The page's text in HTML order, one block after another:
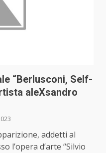
“Berlusconi, Self-
aleXsandro
addetti al
l’opera d’arte “Silvio